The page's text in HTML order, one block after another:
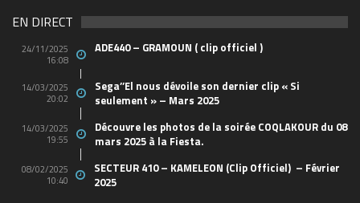
(1)
EN DIRECT
24/11/2025
16:08
ADE440 – GRAMOUN ( clip officiel )
14/03/2025
20:02
Sega’’El nous dévoile son dernier clip « Si
seulement » – Mars 2025
14/03/2025
19:55
Découvre les photos de la soirée COQLAKOUR du 08
mars 2025 à la Fiesta.
08/02/2025
10:40
SECTEUR 410 – KAMELEON (Clip Officiel) – Février
2025